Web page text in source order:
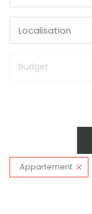
Localisation
Budget
Appartement